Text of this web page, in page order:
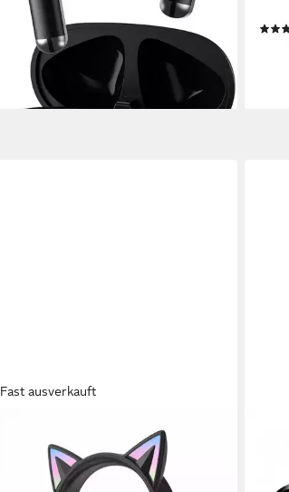
18,00 € UVP
(0,04 €/ 1 Stk)
-40%
lieferbar - in 2-3 Werktagen bei dir
ab
Fast ausverkauft
Bluetooth-Headset,
wettbewerbsfähiges Gaming-